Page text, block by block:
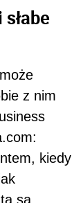
z nim
kiedy
są